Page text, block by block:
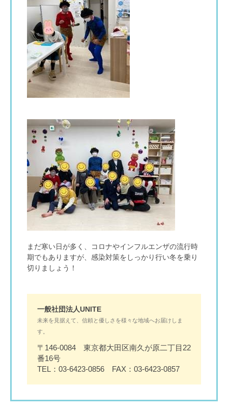
まだ寒い日が多く、コロナやインフルエンザの流行時
期でもありますが、感染対策をしっかり行い冬を乗り
切りましょう！
一般社団法人UNITE
未来を見据えて、信頼と優しさを様々な地域へお届けしま
す。
〒146-0084 東京都大田区南久が原二丁目22
番16号
TEL：03-6423-0856 FAX：03-6423-0857